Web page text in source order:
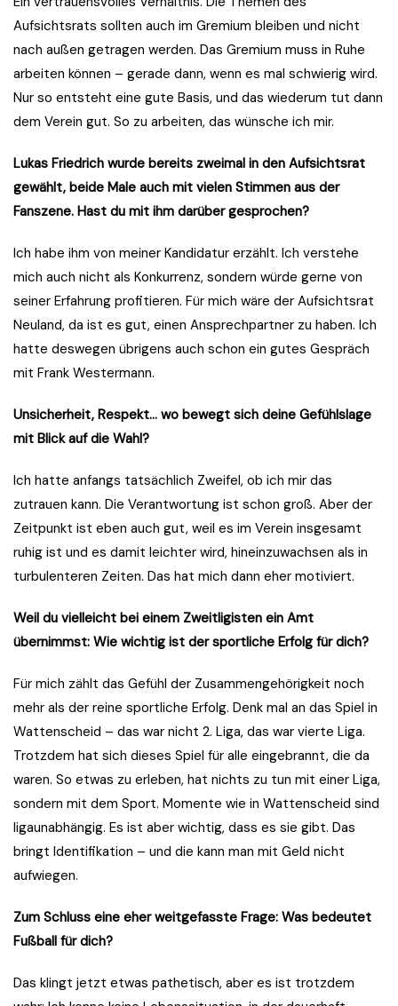
Aufsichtsrats sollten auch im Gremium bleiben und nicht
nach außen getragen werden. Das Gremium muss in Ruhe
arbeiten können – gerade dann, wenn es mal schwierig wird.
Nur so entsteht eine gute Basis, und das wiederum tut dann
dem Verein gut. So zu arbeiten, das wünsche ich mir.
Lukas Friedrich wurde bereits zweimal in den Aufsichtsrat
gewählt, beide Male auch mit vielen Stimmen aus der
Fanszene. Hast du mit ihm darüber gesprochen?
Ich habe ihm von meiner Kandidatur erzählt. Ich verstehe
mich auch nicht als Konkurrenz, sondern würde gerne von
seiner Erfahrung profitieren. Für mich wäre der Aufsichtsrat
Neuland, da ist es gut, einen Ansprechpartner zu haben. Ich
hatte deswegen übrigens auch schon ein gutes Gespräch
mit Frank Westermann.
Unsicherheit, Respekt… wo bewegt sich deine Gefühlslage
mit Blick auf die Wahl?
Ich hatte anfangs tatsächlich Zweifel, ob ich mir das
zutrauen kann. Die Verantwortung ist schon groß. Aber der
Zeitpunkt ist eben auch gut, weil es im Verein insgesamt
ruhig ist und es damit leichter wird, hineinzuwachsen als in
turbulenteren Zeiten. Das hat mich dann eher motiviert.
Weil du vielleicht bei einem Zweitligisten ein Amt
übernimmst: Wie wichtig ist der sportliche Erfolg für dich?
Für mich zählt das Gefühl der Zusammengehörigkeit noch
mehr als der reine sportliche Erfolg. Denk mal an das Spiel in
Wattenscheid – das war nicht 2. Liga, das war vierte Liga.
Trotzdem hat sich dieses Spiel für alle eingebrannt, die da
waren. So etwas zu erleben, hat nichts zu tun mit einer Liga,
sondern mit dem Sport. Momente wie in Wattenscheid sind
ligaunabhängig. Es ist aber wichtig, dass es sie gibt. Das
bringt Identifikation – und die kann man mit Geld nicht
aufwiegen.
Zum Schluss eine eher weitgefasste Frage: Was bedeutet
Fußball für dich?
Das klingt jetzt etwas pathetisch, aber es ist trotzdem